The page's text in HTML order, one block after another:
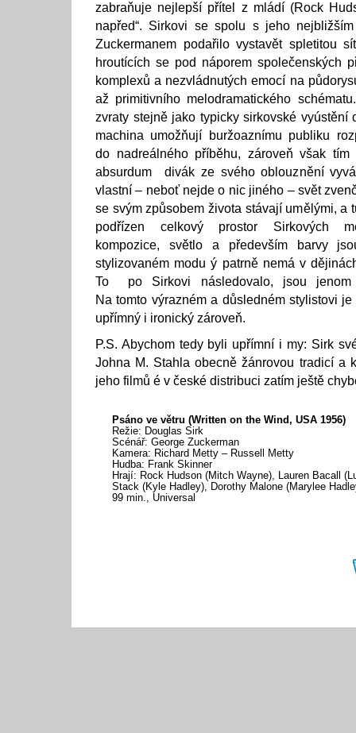
zabraňuje nejlepší přítel z mládí (Rock
napřed“. Sirkovi se spolu s jeho
Zuckermanem podařilo vystavět spletitou
hroutících se pod náporem společenských
komplexů a nezvládnutých emocí na
až primitivního melodramatického
zvraty stejně jako typicky sirkovské vyústění
machina umožňují buržoaznímu publiku
do nadreálného příběhu, zároveň však
absurdum divák ze svého oblouznění
vlastní – neboť nejde o nic jiného – svět
se svým způsobem života stávají umělými, a
podřízen celkový prostor Sirkových
kompozice, světlo a především barvy
stylizovaném modu ý patrně nemá v
To po Sirkovi následovalo, jsou jenom
Na tomto výrazném a důsledném stylistovi
upřímný i ironický zároveň.
P.S. Abychom tedy byli upřímní i my: Sirk
Johna M. Stahla obecně žánrovou tradicí a
jeho filmů é v české distribuci zatím ještě
Psáno ve větru (Written on the Wind, USA 1956)
Režie: Douglas Sirk
Scénář: George Zuckerman
Kamera: Richard Metty – Russell Metty
Hudba: Frank Skinner
Hrají: Rock Hudson (Mitch Wayne), Lauren Bacall
Stack (Kyle Hadley), Dorothy Malone (Marylee
99 min., Universal